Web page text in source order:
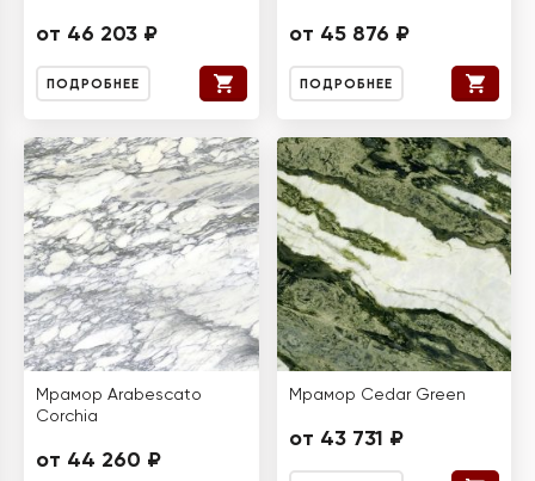
от 46 203 ₽
ПОДРОБНЕЕ
от 45 876 ₽
ПОДРОБНЕЕ
Мрамор Arabescato
Corchia
от 44 260 ₽
Мрамор Cedar Green
от 43 731 ₽